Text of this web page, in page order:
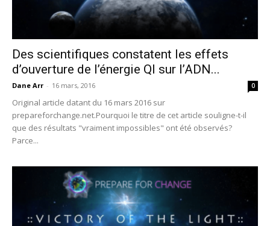
Des scientifiques constatent les effets
d’ouverture de l’énergie QI sur l’ADN...
Dane Arr - 16 mars, 2016 0
Original article datant du 16 mars 2016 sur
prepareforchange.net.Pourquoi le titre de cet article souligne-t-il
que des résultats "vraiment impossibles" ont été observés?
Parce...